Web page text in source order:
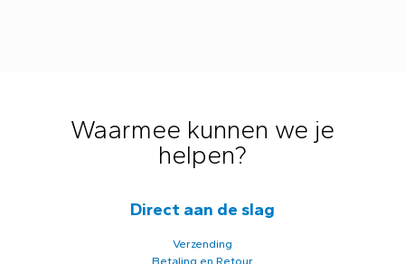
Waarmee kunnen we je
helpen?
Direct aan de slag
Verzending
Betaling en Retour